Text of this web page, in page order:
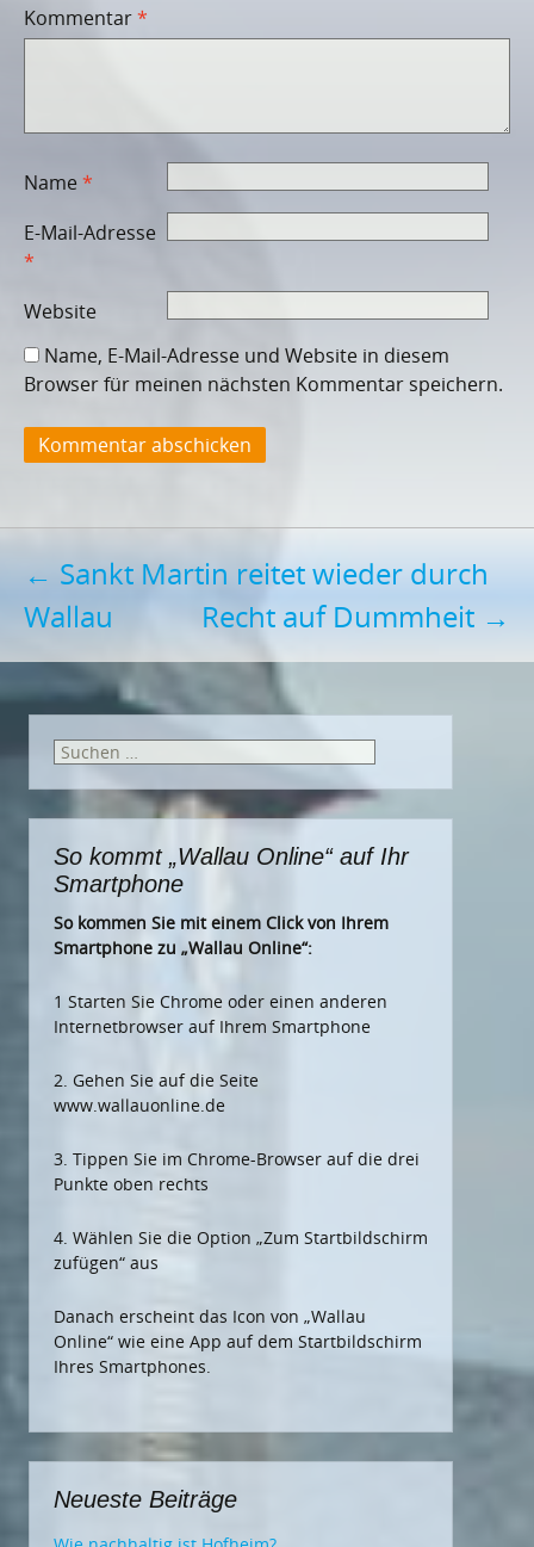
Kommentar*
Name*
E-Mail-Adresse
*
Website
Name, E-Mail-Adresse und Website in diesem
Browser für meinen nächsten Kommentar speichern.
Post
navigation
← Sankt Martin reitet wieder durch
Wallau
Recht auf Dummheit →
Suchen
So kommt „Wallau Online“ auf Ihr
Smartphone
So kommen Sie mit einem Click von Ihrem
Smartphone zu „Wallau Online“:
1 Starten Sie Chrome oder einen anderen
Internetbrowser auf Ihrem Smartphone
2. Gehen Sie auf die Seite
www.wallauonline.de
3. Tippen Sie im Chrome-Browser auf die drei
Punkte oben rechts
4. Wählen Sie die Option „Zum Startbildschirm
zufügen“ aus
Danach erscheint das Icon von „Wallau
Online“ wie eine App auf dem Startbildschirm
Ihres Smartphones.
Neueste Beiträge